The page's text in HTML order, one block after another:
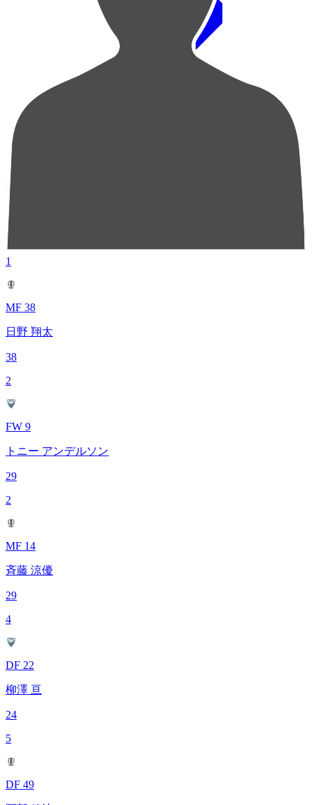
順位
選手名
成績
1
MF 38
日野 翔太
38
2
FW 9
トニー アンデルソン
29
2
MF 14
斉藤 涼優
29
4
DF 22
柳澤 亘
24
5
DF 49